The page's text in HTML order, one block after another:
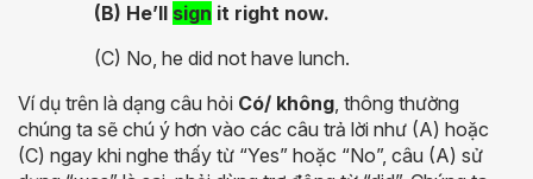
(B) He’ll sign it right now.
(C) No, he did not have lunch.
Ví dụ trên là dạng câu hỏi Có/ không, thông thường
chúng ta sẽ chú ý hơn vào các câu trả lời như (A) hoặc
(C) ngay khi nghe thấy từ “Yes” hoặc “No”, câu (A) sử